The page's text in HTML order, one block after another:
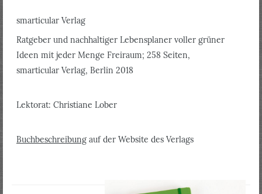
smarticular Verlag
Ratgeber und nachhaltiger Lebensplaner voller grüner
Ideen mit jeder Menge Freiraum; 258 Seiten,
smarticular Verlag, Berlin 2018
Lektorat: Christiane Lober
Buchbeschreibung auf der Website des Verlags